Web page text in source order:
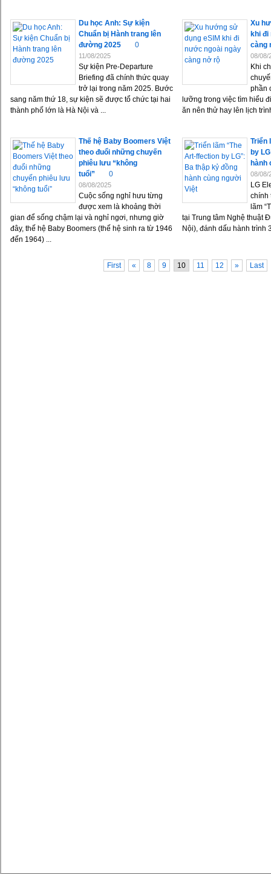
Du học Anh: Sự kiện
Chuẩn bị Hành trang lên
đường 2025
0
11/08/2025
Sự kiện Pre-Departure
Briefing đã chính thức quay
trở lại trong năm 2025. Bước
sang năm thứ 18, sự kiện sẽ được tổ chức tại hai
thành phố lớn là Hà Nội và ...
Xu
khi
càng
08/08/
Khi
phần
lưỡng trong việc tìm hiểu
ăn nên thử hay lên lịch
Thế hệ Baby Boomers Việt
theo đuổi những chuyến
phiêu lưu “không
tuổi”
0
08/08/2025
Cuộc sống nghỉ hưu từng
được xem là khoảng thời
gian để sống chậm lại và nghỉ ngơi, nhưng giờ
đây, thế hệ Baby Boomers (thế hệ sinh ra từ 1946
đến 1964) ...
Triển
by
hành
08/08/
LG
chính
lãm
tại Trung tâm Nghệ thuật
Nội), đánh dấu hành trình
First « 8 9 10 11 12 » Last